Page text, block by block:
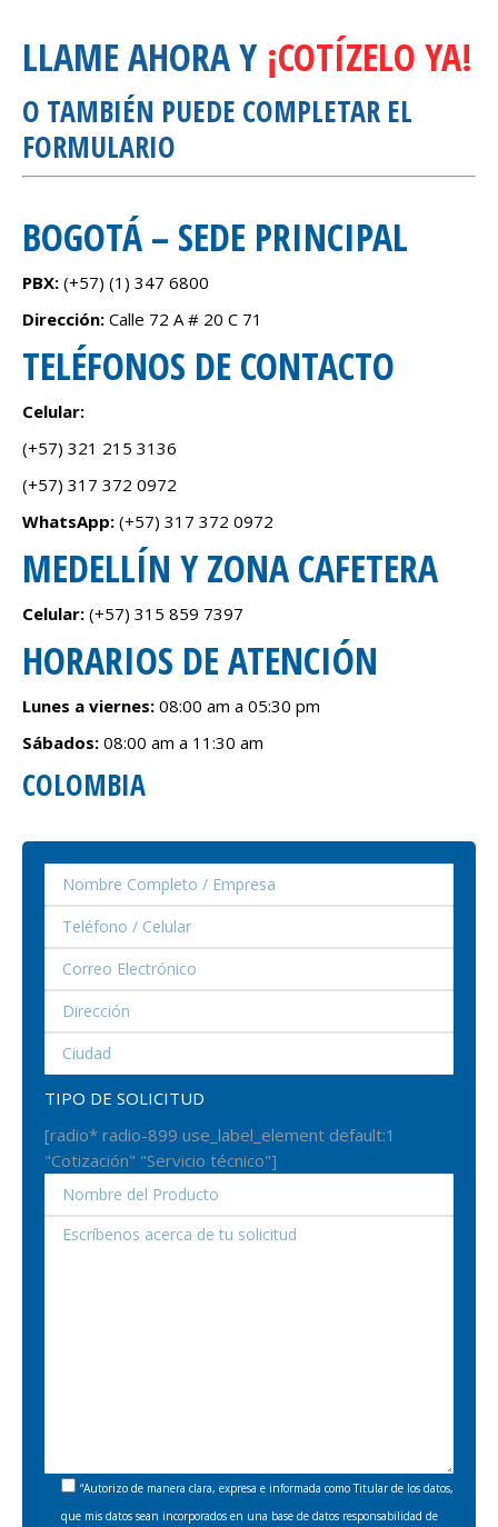
LLAME AHORA Y ¡COTÍZELO YA!
O TAMBIÉN PUEDE COMPLETAR EL
FORMULARIO
BOGOTÁ – SEDE PRINCIPAL
PBX: (+57) (1) 347 6800
Dirección: Calle 72 A # 20 C 71
TELÉFONOS DE CONTACTO
Celular:
(+57) 321 215 3136
(+57) 317 372 0972
WhatsApp: (+57) 317 372 0972
MEDELLÍN Y ZONA CAFETERA
Celular: (+57) 315 859 7397
HORARIOS DE ATENCIÓN
Lunes a viernes: 08:00 am a 05:30 pm
Sábados: 08:00 am a 11:30 am
COLOMBIA
TIPO DE SOLICITUD
[radio* radio-899 use_label_element default:1
"Cotización" "Servicio técnico"]
“Autorizo de manera clara, expresa e informada como Titular de los datos,
que mis datos sean incorporados en una base de datos responsabilidad de